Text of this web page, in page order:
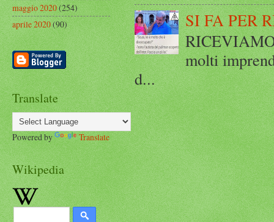
SI FA PER
molti
d...
maggio 2020(254)
aprile 2020(90)
Translate
Powered by Translate
Wikipedia